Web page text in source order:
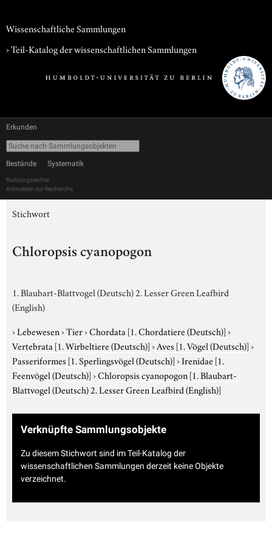
Wissenschaftliche Sammlungen
› Teil-Katalog der wissenschaftlichen Sammlungen
Erkunden
Bestände Systematik
Nutzungsrechte
Anmelden zur Recherche
Stichwort
Chloropsis cyanopogon
1. Blaubart-Blattvogel (Deutsch) 2. Lesser Green Leafbird
(English)
›Lebewesen›Tier›Chordata [1. Chordatiere (Deutsch)]›
Vertebrata [1. Wirbeltiere (Deutsch)]›Aves [1. Vögel (Deutsch)]›
Passeriformes [1. Sperlingsvögel (Deutsch)]›Irenidae [1.
Feenvögel (Deutsch)]›Chloropsis cyanopogon [1. Blaubart-
Blattvogel (Deutsch) 2. Lesser Green Leafbird (English)]
Verknüpfte Sammlungsobjekte
Zu diesem Stichwort sind im Teil-Katalog der
wissenschaftlichen Sammlungen derzeit keine Objekte
verzeichnet.